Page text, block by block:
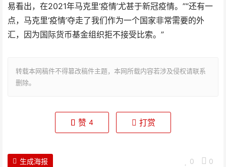
易看出，在2021年马克里‘疫情’尤甚于新冠疫情。”“还有一
点，马克里‘疫情’夺走了我们作为一个国家非常需要的外
汇，因为国际货币基金组织拒不接受比索。”
转载本网稿件不得篡改稿件主题，本网所载内容若涉及侵权请联系
删除。
赞 4 打赏
0 0
生成海报